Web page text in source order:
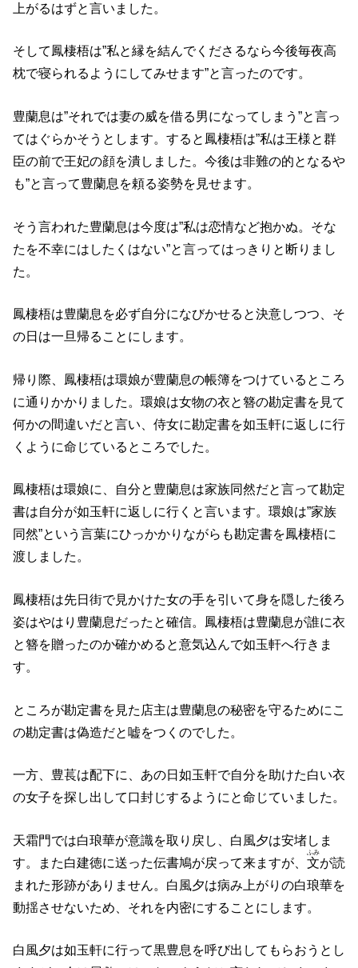
上がるはずと言いました。
そして鳳棲梧は”私と縁を結んでくださるなら今後毎夜高
枕で寝られるようにしてみせます”と言ったのです。
豊蘭息は”それでは妻の威を借る男になってしまう”と言っ
てはぐらかそうとします。すると鳳棲梧は”私は王様と群
臣の前で王妃の顔を潰しました。今後は非難の的となるや
も”と言って豊蘭息を頼る姿勢を見せます。
そう言われた豊蘭息は今度は”私は恋情など抱かぬ。そな
たを不幸にはしたくはない”と言ってはっきりと断りまし
た。
鳳棲梧は豊蘭息を必ず自分になびかせると決意しつつ、そ
の日は一旦帰ることにします。
帰り際、鳳棲梧は環娘が豊蘭息の帳簿をつけているところ
に通りかかりました。環娘は女物の衣と簪の勘定書を見て
何かの間違いだと言い、侍女に勘定書を如玉軒に返しに行
くように命じているところでした。
鳳棲梧は環娘に、自分と豊蘭息は家族同然だと言って勘定
書は自分が如玉軒に返しに行くと言います。環娘は”家族
同然”という言葉にひっかかりながらも勘定書を鳳棲梧に
渡しました。
鳳棲梧は先日街で見かけた女の手を引いて身を隠した後ろ
姿はやはり豊蘭息だったと確信。鳳棲梧は豊蘭息が誰に衣
と簪を贈ったのか確かめると意気込んで如玉軒へ行きま
す。
ところが勘定書を見た店主は豊蘭息の秘密を守るためにこ
の勘定書は偽造だと嘘をつくのでした。
一方、豊萇は配下に、あの日如玉軒で自分を助けた白い衣
の女子を探し出して口封じするようにと命じていました。
天霜門では白琅華が意識を取り戻し、白風夕は安堵しま
す。また白建徳に送った伝書鳩が戻って来ますが、 文
ふみ
が読
まれた形跡がありません。白風夕は病み上がりの白琅華を
動揺させないため、それを内密にすることにします。
白風夕は如玉軒に行って黒豊息を呼び出してもらおうとし